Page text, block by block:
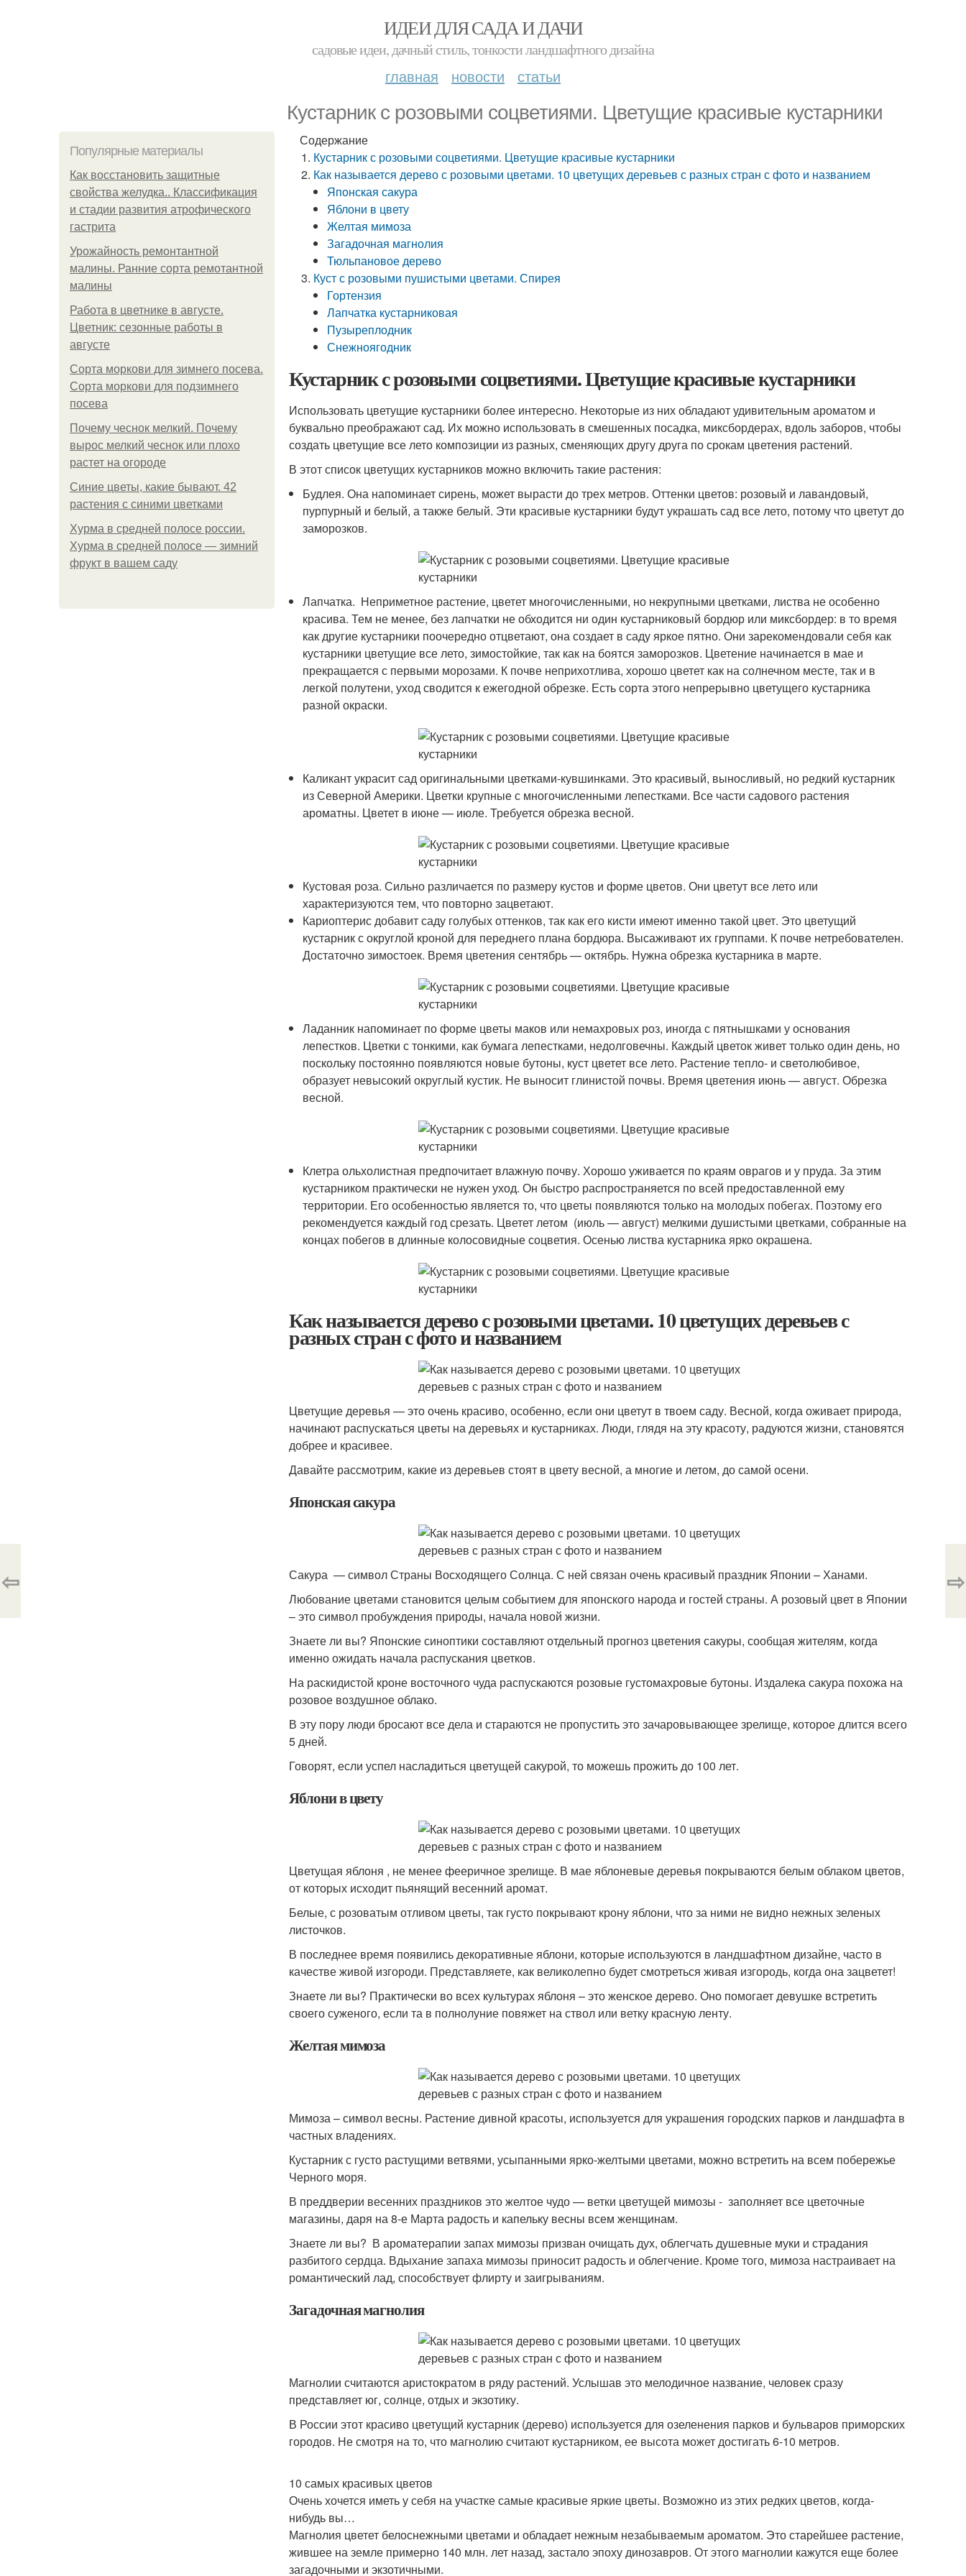
ИДЕИ ДЛЯ САДА И ДАЧИ
садовые идеи, дачный стиль, тонкости ландшафтного дизайна
главная новости статьи
Кустарник с розовыми соцветиями. Цветущие красивые кустарники
Популярные материалы
Как восстановить защитные
свойства желудка.. Классификация
и стадии развития атрофического
гастрита
Урожайность ремонтантной
малины. Ранние сорта ремотантной
малины
Работа в цветнике в августе.
Цветник: сезонные работы в
августе
Сорта моркови для зимнего посева.
Сорта моркови для подзимнего
посева
Почему чеснок мелкий. Почему
вырос мелкий чеснок или плохо
растет на огороде
Синие цветы, какие бывают. 42
растения с синими цветками
Хурма в средней полосе россии.
Хурма в средней полосе — зимний
фрукт в вашем саду
Содержание
Кустарник с розовыми соцветиями. Цветущие красивые кустарники
Как называется дерево с розовыми цветами. 10 цветущих деревьев с разных стран с фото и названием
Японская сакура
Яблони в цвету
Желтая мимоза
Загадочная магнолия
Тюльпановое дерево
Куст с розовыми пушистыми цветами. Спирея
Гортензия
Лапчатка кустарниковая
Пузыреплодник
Снежноягодник
Кустарник с розовыми соцветиями. Цветущие красивые кустарники
Использовать цветущие кустарники более интересно. Некоторые из них обладают удивительным ароматом и
буквально преображают сад. Их можно использовать в смешенных посадка, миксбордерах, вдоль заборов, чтобы
создать цветущие все лето композиции из разных, сменяющих другу друга по срокам цветения растений.
В этот список цветущих кустарников можно включить такие растения:
Будлея. Она напоминает сирень, может вырасти до трех метров. Оттенки цветов: розовый и лавандовый,
пурпурный и белый, а также белый. Эти красивые кустарники будут украшать сад все лето, потому что цветут до
заморозков.
Лапчатка. Неприметное растение, цветет многочисленными, но некрупными цветками, листва не особенно
красива. Тем не менее, без лапчатки не обходится ни один кустарниковый бордюр или миксбордер: в то время
как другие кустарники поочередно отцветают, она создает в саду яркое пятно. Они зарекомендовали себя как
кустарники цветущие все лето, зимостойкие, так как на боятся заморозков. Цветение начинается в мае и
прекращается с первыми морозами. К почве неприхотлива, хорошо цветет как на солнечном месте, так и в
легкой полутени, уход сводится к ежегодной обрезке. Есть сорта этого непрерывно цветущего кустарника
разной окраски.
Каликант украсит сад оригинальными цветками-кувшинками. Это красивый, выносливый, но редкий кустарник
из Северной Америки. Цветки крупные с многочисленными лепестками. Все части садового растения
ароматны. Цветет в июне — июле. Требуется обрезка весной.
Кустовая роза. Сильно различается по размеру кустов и форме цветов. Они цветут все лето или
характеризуются тем, что повторно зацветают.
Кариоптерис добавит саду голубых оттенков, так как его кисти имеют именно такой цвет. Это цветущий
кустарник с округлой кроной для переднего плана бордюра. Высаживают их группами. К почве нетребователен.
Достаточно зимостоек. Время цветения сентябрь — октябрь. Нужна обрезка кустарника в марте.
Ладанник напоминает по форме цветы маков или немахровых роз, иногда с пятнышками у основания
лепестков. Цветки с тонкими, как бумага лепестками, недолговечны. Каждый цветок живет только один день, но
поскольку постоянно появляются новые бутоны, куст цветет все лето. Растение тепло- и светолюбивое,
образует невысокий округлый кустик. Не выносит глинистой почвы. Время цветения июнь — август. Обрезка
весной.
Клетра ольхолистная предпочитает влажную почву. Хорошо уживается по краям оврагов и у пруда. За этим
кустарником практически не нужен уход. Он быстро распространяется по всей предоставленной ему
территории. Его особенностью является то, что цветы появляются только на молодых побегах. Поэтому его
рекомендуется каждый год срезать. Цветет летом (июль — август) мелкими душистыми цветками, собранные на
концах побегов в длинные колосовидные соцветия. Осенью листва кустарника ярко окрашена.
Как называется дерево с розовыми цветами. 10 цветущих деревьев с
разных стран с фото и названием
Цветущие деревья — это очень красиво, особенно, если они цветут в твоем саду. Весной, когда оживает природа,
начинают распускаться цветы на деревьях и кустарниках. Люди, глядя на эту красоту, радуются жизни, становятся
добрее и красивее.
Давайте рассмотрим, какие из деревьев стоят в цвету весной, а многие и летом, до самой осени.
Японская сакура
Сакура — символ Страны Восходящего Солнца. С ней связан очень красивый праздник Японии – Ханами.
Любование цветами становится целым событием для японского народа и гостей страны. А розовый цвет в Японии
– это символ пробуждения природы, начала новой жизни.
Знаете ли вы? Японские синоптики составляют отдельный прогноз цветения сакуры, сообщая жителям, когда
именно ожидать начала распускания цветков.
На раскидистой кроне восточного чуда распускаются розовые густомахровые бутоны. Издалека сакура похожа на
розовое воздушное облако.
В эту пору люди бросают все дела и стараются не пропустить это зачаровывающее зрелище, которое длится всего
5 дней.
Говорят, если успел насладиться цветущей сакурой, то можешь прожить до 100 лет.
Яблони в цвету
Цветущая яблоня , не менее фееричное зрелище. В мае яблоневые деревья покрываются белым облаком цветов,
от которых исходит пьянящий весенний аромат.
Белые, с розоватым отливом цветы, так густо покрывают крону яблони, что за ними не видно нежных зеленых
листочков.
В последнее время появились декоративные яблони, которые используются в ландшафтном дизайне, часто в
качестве живой изгороди. Представляете, как великолепно будет смотреться живая изгородь, когда она зацветет!
Знаете ли вы? Практически во всех культурах яблоня – это женское дерево. Оно помогает девушке встретить
своего суженого, если та в полнолуние повяжет на ствол или ветку красную ленту.
Желтая мимоза
Мимоза – символ весны. Растение дивной красоты, используется для украшения городских парков и ландшафта в
частных владениях.
Кустарник с густо растущими ветвями, усыпанными ярко-желтыми цветами, можно встретить на всем побережье
Черного моря.
В преддверии весенних праздников это желтое чудо — ветки цветущей мимозы - заполняет все цветочные
магазины, даря на 8-е Марта радость и капельку весны всем женщинам.
Знаете ли вы? В ароматерапии запах мимозы призван очищать дух, облегчать душевные муки и страдания
разбитого сердца. Вдыхание запаха мимозы приносит радость и облегчение. Кроме того, мимоза настраивает на
романтический лад, способствует флирту и заигрываниям.
Загадочная магнолия
Магнолии считаются аристократом в ряду растений. Услышав это мелодичное название, человек сразу
представляет юг, солнце, отдых и экзотику.
В России этот красиво цветущий кустарник (дерево) используется для озеленения парков и бульваров приморских
городов. Не смотря на то, что магнолию считают кустарником, ее высота может достигать 6-10 метров.
10 самых красивых цветов
Очень хочется иметь у себя на участке самые красивые яркие цветы. Возможно из этих редких цветов, когда-
нибудь вы…
Магнолия цветет белоснежными цветами и обладает нежным незабываемым ароматом. Это старейшее растение,
жившее на земле примерно 140 млн. лет назад, застало эпоху динозавров. От этого магнолии кажутся еще более
загадочными и экзотичными.
⇦ ⇨